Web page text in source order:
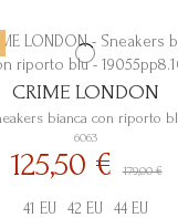
bianca con riporto
CRIME LONDON
6063
125,50 €179,00 €
41 EU 42 EU 44 EU